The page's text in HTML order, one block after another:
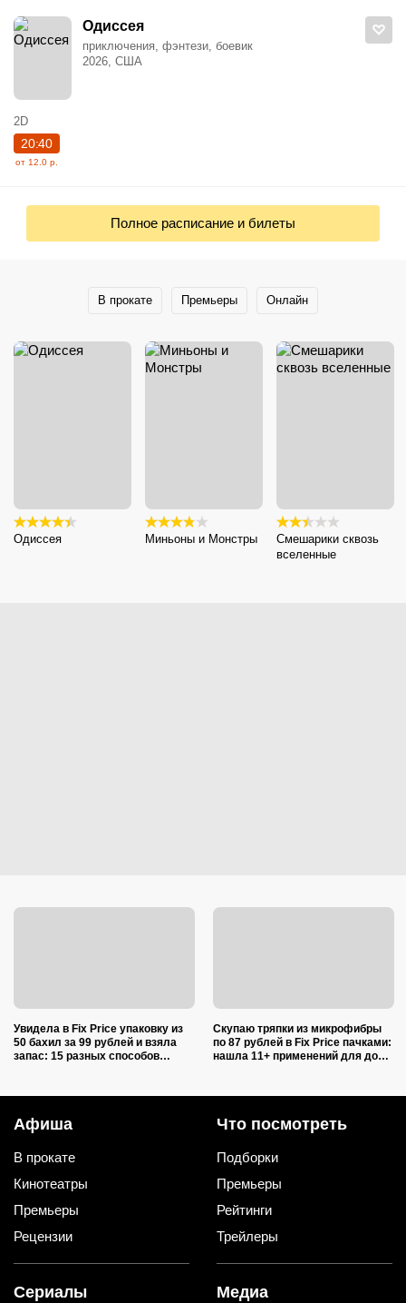
Одиссея
приключения, фэнтези, боевик
2026, США
2D
20:40
от 12.0 р.
Полное расписание и билеты
В прокате Премьеры Онлайн
Одиссея Миньоны и Монстры
Смешарики сквозь
вселенные
Увидела в Fix Price упаковку из
50 бахил за 99 рублей и взяла
запас: 15 разных способов
Скупаю тряпки из микрофибры
по 87 рублей в Fix Price пачками:
нашла 11+ применений для дома
Афиша
В прокате
Кинотеатры
Премьеры
Рецензии
Что посмотреть
Подборки
Премьеры
Рейтинги
Трейлеры
Сериалы Медиа